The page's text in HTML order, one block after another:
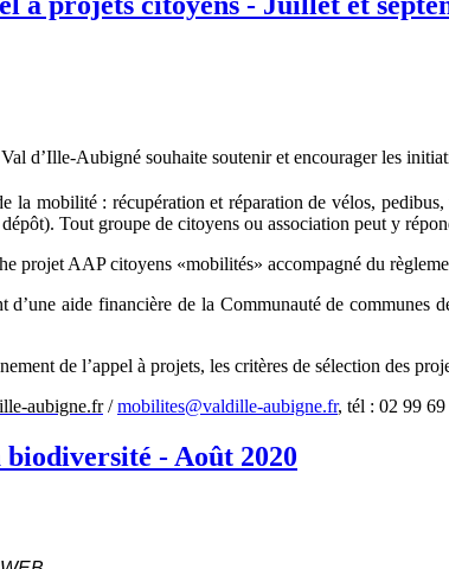
d’Ille-Aubigné souhaite soutenir et encourager les
la mobilité : récupération et réparation de vélos,
Tout groupe de citoyens ou association peut y
projet AAP citoyens «mobilités» accompagné du
d’une aide financière de la Communauté de communes
de l’appel à projets, les critères de sélection des
aubigne.fr/mobilites@valdille-aubigne.fr, tél : 02 99
- Août 2020